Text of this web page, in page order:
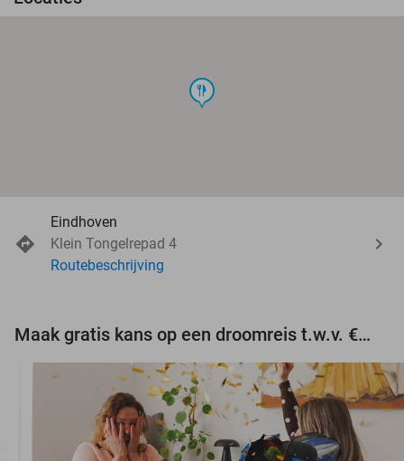
food
Eindhoven
Klein Tongelrepad 4
Routebeschrijving
Maak gratis kans op een droomreis t.w.v. €3.000!